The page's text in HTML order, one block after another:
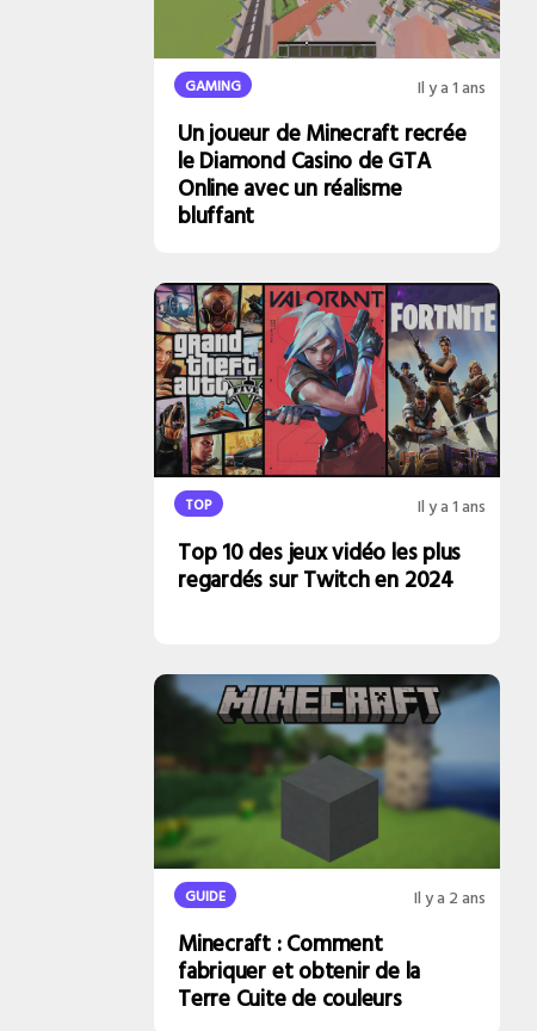
GAMING Il y a 1 ans
Un joueur de Minecraft recrée
le Diamond Casino de GTA
Online avec un réalisme
bluffant
TOP Il y a 1 ans
Top 10 des jeux vidéo les plus
regardés sur Twitch en 2024
GUIDE Il y a 2 ans
Minecraft : Comment
fabriquer et obtenir de la
Terre Cuite de couleurs